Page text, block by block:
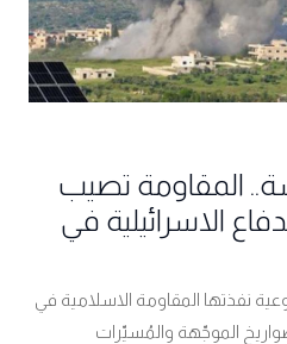
المقاومة تصيب
الاسرائيلية في
نفذتها المقاومة الاسلامية في
الموجّهة ‏والمُسيّرات